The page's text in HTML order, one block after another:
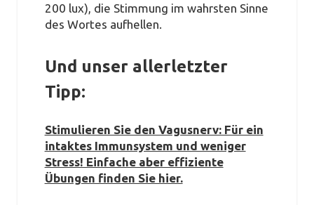
200 lux), die Stimmung im wahrsten Sinne
des Wortes aufhellen.
Und unser allerletzter
Tipp:
Stimulieren Sie den Vagusnerv: Für ein
intaktes Immunsystem und weniger
Stress! Einfache aber effiziente
Übungen finden Sie hier.